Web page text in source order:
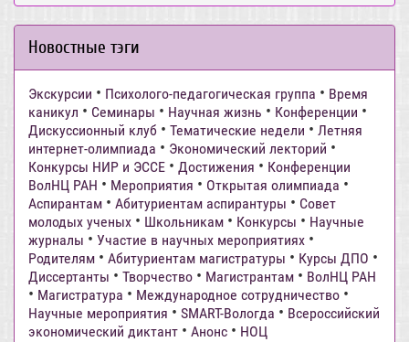
Новостные тэги
Экскурсии • Психолого-педагогическая группа • Время
каникул • Семинары • Научная жизнь • Конференции •
Дискуссионный клуб • Тематические недели • Летняя
интернет-олимпиада • Экономический лекторий •
Конкурсы НИР и ЭССЕ • Достижения • Конференции
ВолНЦ РАН • Мероприятия • Открытая олимпиада •
Аспирантам • Абитуриентам аспирантуры • Совет
молодых ученых • Школьникам • Конкурсы • Научные
журналы • Участие в научных мероприятиях •
Родителям • Абитуриентам магистратуры • Курсы ДПО •
Диссертанты • Творчество • Магистрантам • ВолНЦ РАН
• Магистратура • Международное сотрудничество •
Научные мероприятия • SMART-Вологда • Всероссийский
экономический диктант • Анонс • НОЦ